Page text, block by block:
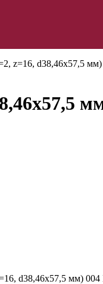
z=16, d38,46х57,5
d38,46х57,5 мм)